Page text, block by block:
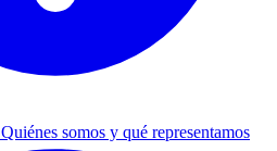
Quiénes somos y qué representamos